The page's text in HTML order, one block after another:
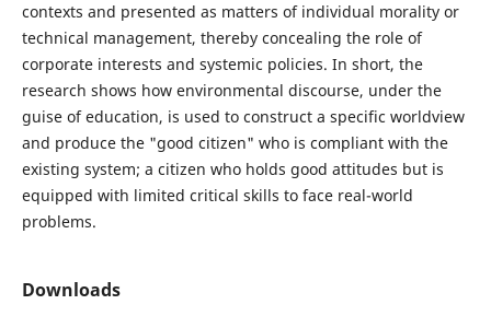
contexts and presented as matters of individual morality or
technical management, thereby concealing the role of
corporate interests and systemic policies. In short, the
research shows how environmental discourse, under the
guise of education, is used to construct a specific worldview
and produce the "good citizen" who is compliant with the
existing system; a citizen who holds good attitudes but is
equipped with limited critical skills to face real-world
problems.
Downloads